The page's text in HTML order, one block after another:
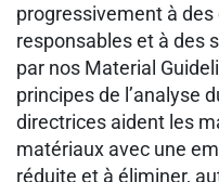
progressivement à
responsables et à des
par nos Material
principes de l’analyse
directrices aident les
matériaux avec une
réduite et à éliminer,